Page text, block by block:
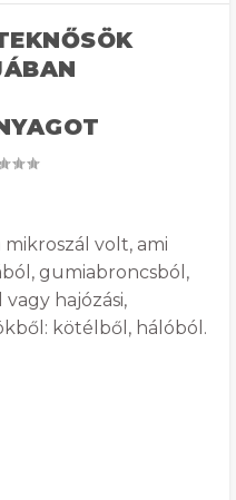
volt, ami
gumiabroncsból,
hajózási,
kötélből, hálóból.